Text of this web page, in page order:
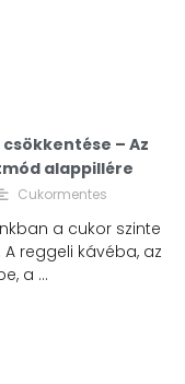
– Az
alappillére
Cukormentes
a cukor szinte
reggeli kávéba, az
a …
életmód
alappillére